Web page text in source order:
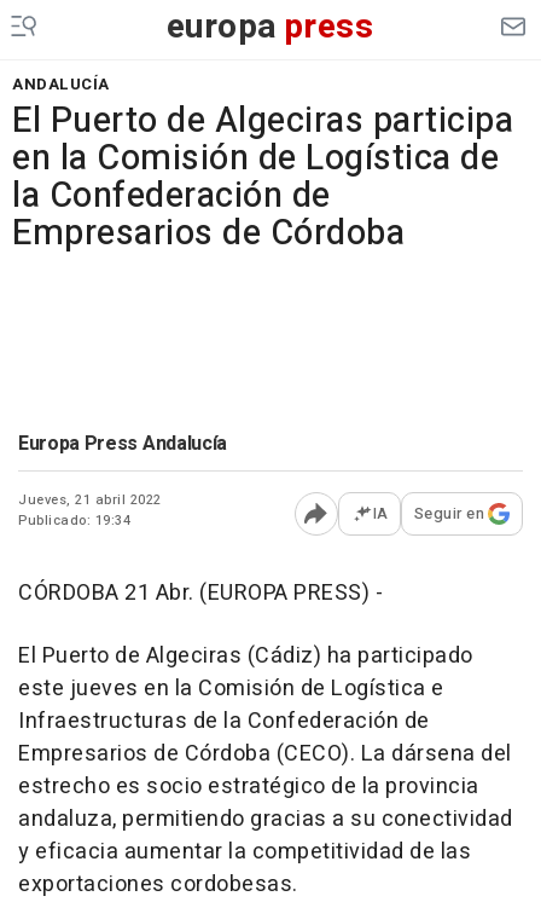
europa press
ANDALUCÍA
El Puerto de Algeciras participa
en la Comisión de Logística de
la Confederación de
Empresarios de Córdoba
Europa Press Andalucía
Jueves, 21 abril 2022
Publicado: 19:34
Abrir opciones para
IA Seguir en
CÓRDOBA 21 Abr. (EUROPA PRESS) -
El Puerto de Algeciras (Cádiz) ha participado
este jueves en la Comisión de Logística e
Infraestructuras de la Confederación de
Empresarios de Córdoba (CECO). La dársena del
estrecho es socio estratégico de la provincia
andaluza, permitiendo gracias a su conectividad
y eficacia aumentar la competitividad de las
exportaciones cordobesas.